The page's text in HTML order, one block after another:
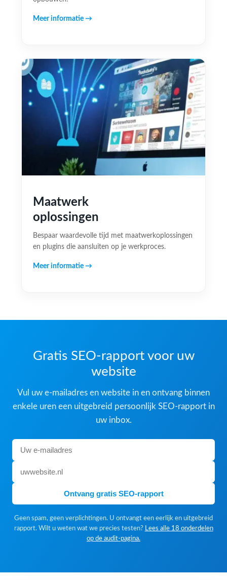
Meer informatie →
Maatwerk
oplossingen
Bespaar waardevolle tijd met maatwerkoplossingen
en plugins die aansluiten op je werkproces.
Meer informatie →
Gratis SEO-rapport voor uw
website
Vul uw e-mailadres en website in en ontvang binnen
enkele uren een uitgebreid persoonlijk SEO-rapport in
uw inbox.
Ontvang gratis SEO-rapport
Geen spam, geen verplichtingen. U ontvangt een eerlijk en uitgebreid
rapport. Wilt u weten wat we precies testen? Lees alle 18 onderdelen
op de audit-pagina.